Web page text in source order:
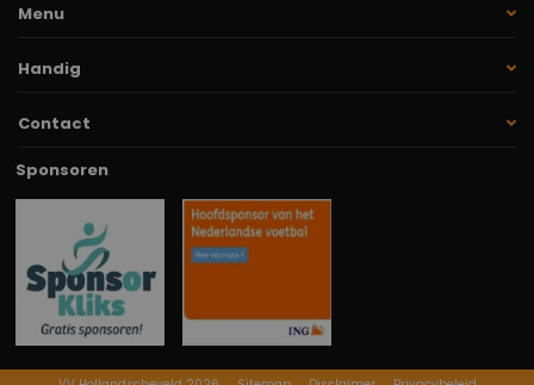
Menu
Handig
Contact
Sponsoren